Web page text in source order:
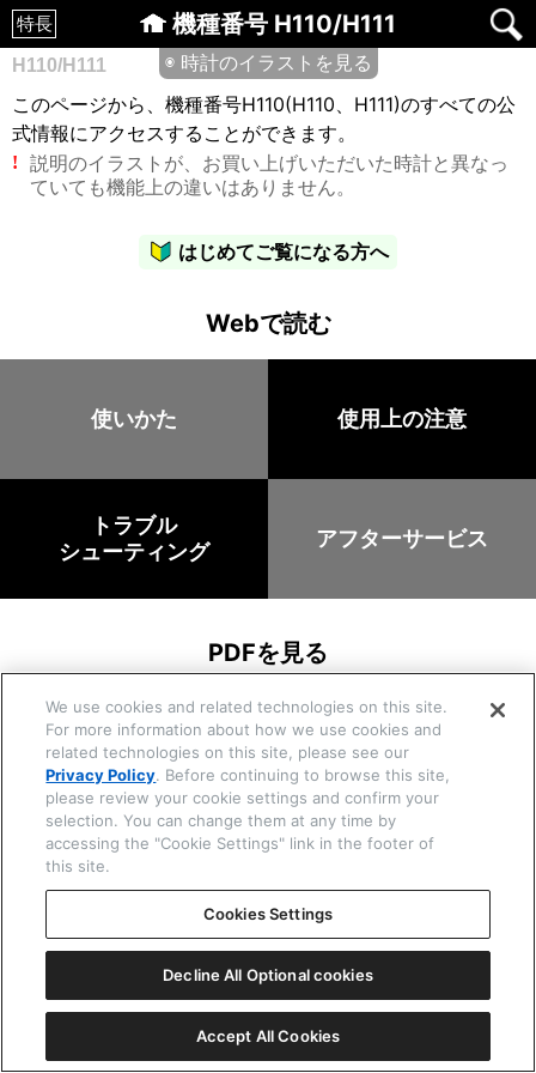
特長 機種番号 H110/H111
◉ 時計のイラストを見る
☒ 閉じる
H110/H111
このページから、機種番号H110(H110、H111)のすべての公
式情報にアクセスすることができます。
!
説明のイラストが、お買い上げいただいた時計と異なっ
ていても機能上の違いはありません。
はじめてご覧になる方へ
Webで読む
使いかた 使用上の注意
トラブル
シューティング
アフターサービス
PDFを見る
取扱説明書
簡易操作ガイド
ⓘ お知らせ
現在、機種番号H110/H111には、お知らせはありませ
Copyright © 2026 CITIZEN WATCH Co. Ltd. All rights reserved.
We use cookies and related technologies on this site.
For more information about how we use cookies and
related technologies on this site, please see our
Privacy Policy. Before continuing to browse this site,
please review your cookie settings and confirm your
selection. You can change them at any time by
accessing the "Cookie Settings" link in the footer of
this site.
Cookies Settings
Decline All Optional cookies
Accept All Cookies